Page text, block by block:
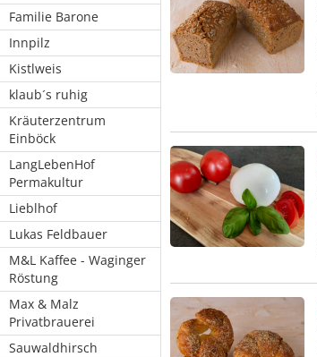
Familie Barone
Innpilz
Kistlweis
klaub´s ruhig
Kräuterzentrum
Einböck
LangLebenHof
Permakultur
Lieblhof
Lukas Feldbauer
M&L Kaffee - Waginger
Röstung
Max & Malz
Privatbrauerei
Sauwaldhirsch